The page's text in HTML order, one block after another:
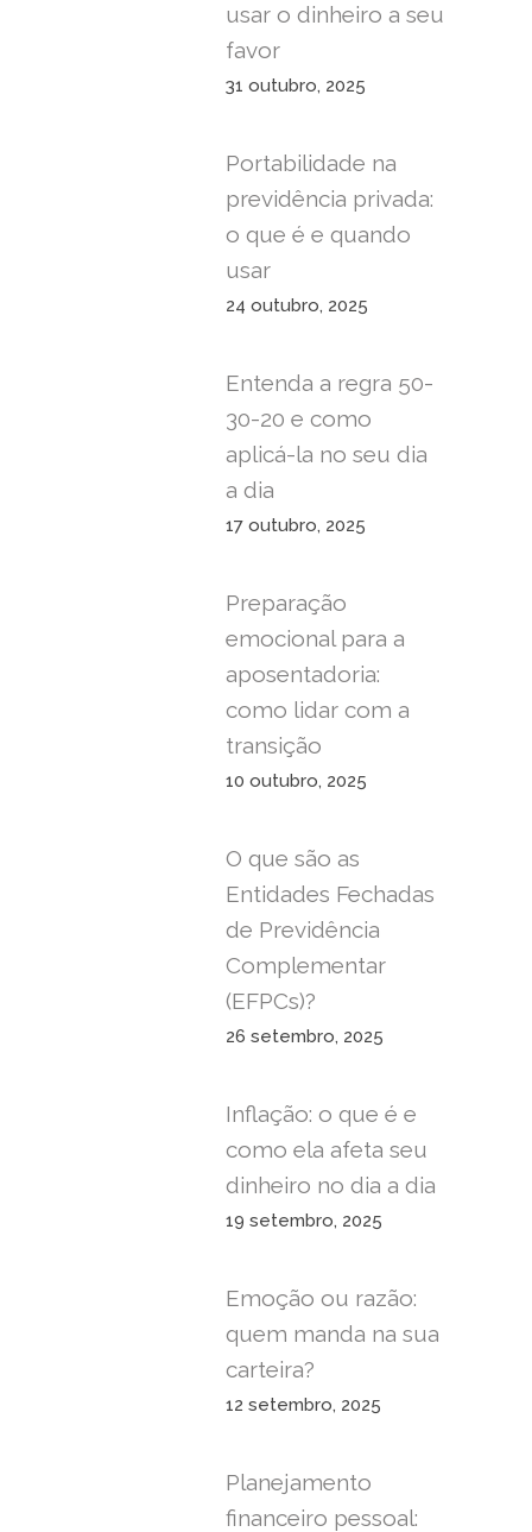
usar o dinheiro a seu
favor
31 outubro, 2025
Portabilidade na
previdência privada:
o que é e quando
usar
24 outubro, 2025
Entenda a regra 50-
30-20 e como
aplicá-la no seu dia
a dia
17 outubro, 2025
Preparação
emocional para a
aposentadoria:
como lidar com a
transição
10 outubro, 2025
O que são as
Entidades Fechadas
de Previdência
Complementar
(EFPCs)?
26 setembro, 2025
Inflação: o que é e
como ela afeta seu
dinheiro no dia a dia
19 setembro, 2025
Emoção ou razão:
quem manda na sua
carteira?
12 setembro, 2025
Planejamento
financeiro pessoal: